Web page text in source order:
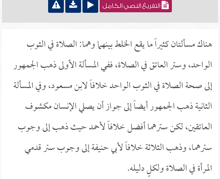
التفريغ النصي الكامل
هناك مسألتان كثيراً ما يقع الخلط بينهما وهما: الصلاة في الثوب
الواحد، وستر العاتق في الصلاة، ففي المسألة الأولى ذهب الجمهور
إلى صحة الصلاة في الثوب الواحد خلافاً لابن مسعود، وفي المسألة
الثانية ذهب الجمهور أيضاً إلى جواز أن يصلي الإنسان مكشوف
العاتقين، لكن سترهما أفضل خلافاً لأحمد حيث ذهب إلى وجوب
سترهما، وذهب الثلاثة خلافاً لأبي حنيفة إلى وجوب ستر قدمي
المرأة في الصلاة ولكلٍ دليله.